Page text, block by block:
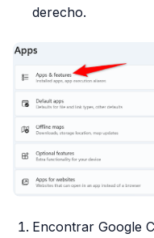
derecho.
Encontrar Google